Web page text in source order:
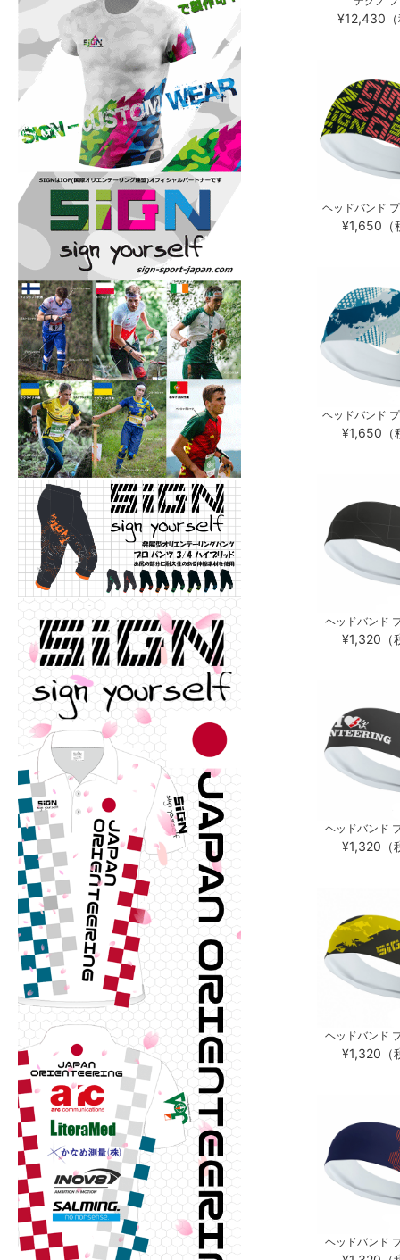
¥12,430
ヘッドバンド
¥1,650（
ヘッドバンド
¥1,650（
ヘッドバンド
¥1,320（
ヘッドバンド
¥1,320（
ヘッドバンド
¥1,320（
ヘッドバンド